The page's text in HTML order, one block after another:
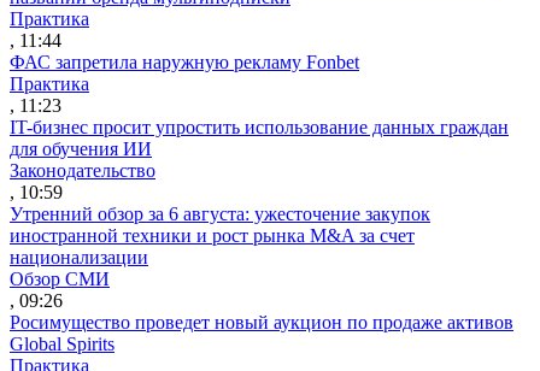
Практика
, 11:44
ФАС запретила наружную рекламу Fonbet
Практика
, 11:23
IT-бизнес просит упростить использование данных граждан
для обучения ИИ
Законодательство
, 10:59
Утренний обзор за 6 августа: ужесточение закупок
иностранной техники и рост рынка M&A за счет
национализации
Обзор СМИ
, 09:26
Росимущество проведет новый аукцион по продаже активов
Global Spirits
Практика